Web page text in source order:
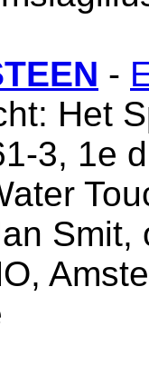
-
Het
3, 1e
Smit,